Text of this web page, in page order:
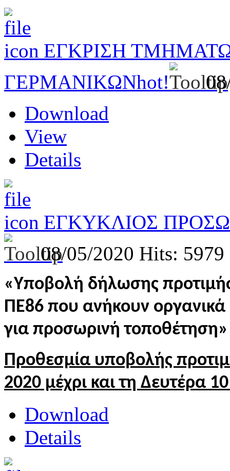
ΕΓΚΡΙΣΗ
ΓΕΡΜΑΝΙΚΩΝhot!
Download
View
Details
ΕΓΚΥΚΛΙΟΣ
08/05/2020 Hits: 5979
«Υποβολή δήλωσης
ΠΕ86 που ανήκουν
για προσωρινή τοποθέτηση»
Προθεσμία υποβολής
2020 μέχρι και τη Δευτέρα
Download
Details